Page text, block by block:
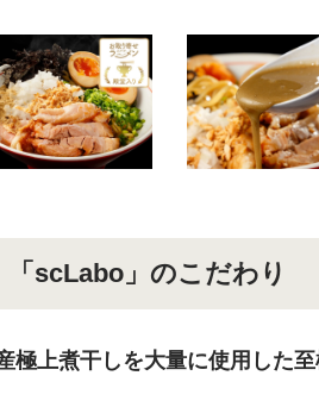
「scLabo」のこだわり
極上煮干しを大量に使用した至